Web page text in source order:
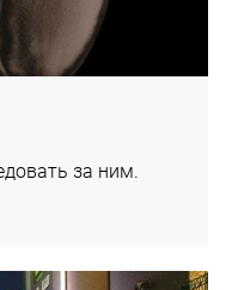
за ним.